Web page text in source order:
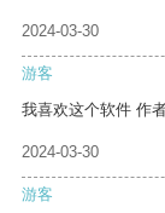
2024-03-30
游客
我喜欢这个软件 作
2024-03-30
游客